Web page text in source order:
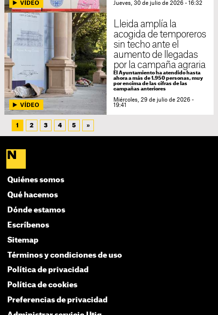
Jueves, 30 de julio de 2026 - 16:32
Lleida amplía la
acogida de temporeros
sin techo ante el
aumento de llegadas
por la campaña agraria
El Ayuntamiento ha atendido hasta
ahora a más de 1.950 personas, muy
por encima de las cifras de las
campañas anteriores
Miércoles, 29 de julio de 2026 -
19:41
1 2 3 4 5 »
Quiénes somos
Qué hacemos
Dónde estamos
Escríbenos
Sitemap
Términos y condiciones de uso
Política de privacidad
Política de cookies
Preferencias de privacidad